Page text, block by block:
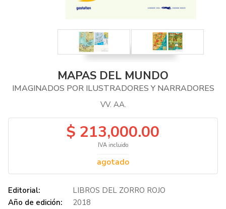
MAPAS DEL MUNDO
IMAGINADOS POR ILUSTRADORES Y NARRADORES
VV. AA.
$ 213,000.00
IVA incluido
agotado
Editorial:
LIBROS DEL ZORRO ROJO
Año de edición:
2018